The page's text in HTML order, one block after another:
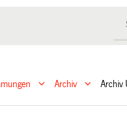
Archiv Archiv